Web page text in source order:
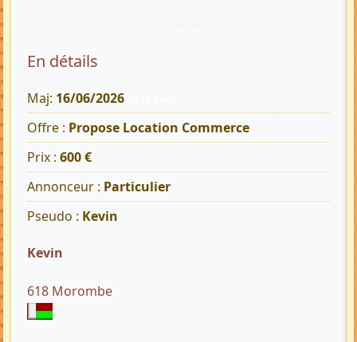
En détails
Maj: 16/06/2026
Offre : Propose Location Commerce
Prix : 600 €
Annonceur : Particulier
Pseudo : Kevin
Kevin
618 Morombe